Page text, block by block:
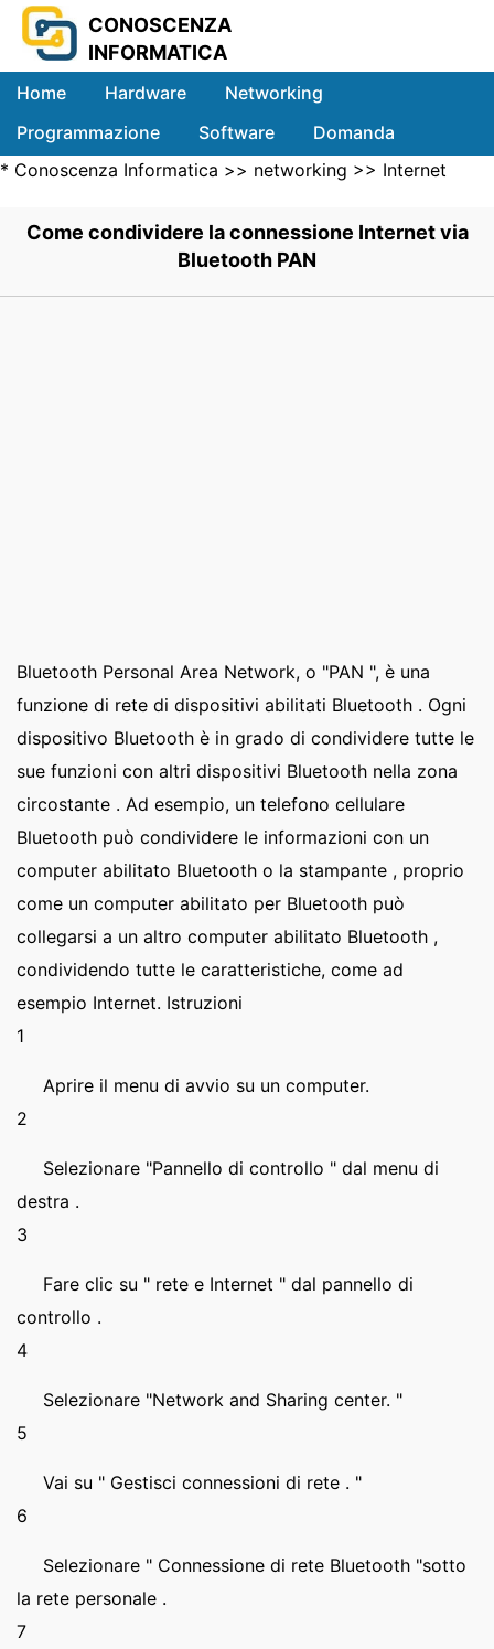
CONOSCENZA
INFORMATICA
Home Hardware
Networking
Programmazione
Software
Domanda
Sistemi
* Conoscenza Informatica >> networking >> Internet
Come condividere la connessione Internet via
Bluetooth PAN
Bluetooth Personal Area Network, o "PAN ", è una
funzione di rete di dispositivi abilitati Bluetooth . Ogni
dispositivo Bluetooth è in grado di condividere tutte le
sue funzioni con altri dispositivi Bluetooth nella zona
circostante . Ad esempio, un telefono cellulare
Bluetooth può condividere le informazioni con un
computer abilitato Bluetooth o la stampante , proprio
come un computer abilitato per Bluetooth può
collegarsi a un altro computer abilitato Bluetooth ,
condividendo tutte le caratteristiche, come ad
esempio Internet. Istruzioni
1
Aprire il menu di avvio su un computer.
2
Selezionare "Pannello di controllo " dal menu di
destra .
3
Fare clic su " rete e Internet " dal pannello di
controllo .
4
Selezionare "Network and Sharing center. "
5
Vai su " Gestisci connessioni di rete . "
6
Selezionare " Connessione di rete Bluetooth "sotto
la rete personale .
7